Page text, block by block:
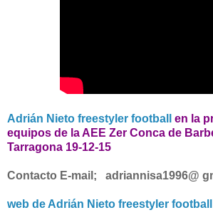
Adrián Nieto freestyler football
en la
equipos de la AEE Zer Conca de
Tarragona 19-12-15
Contacto E-mail; adriannisa1996@
web de Adrián Nieto freestyler football